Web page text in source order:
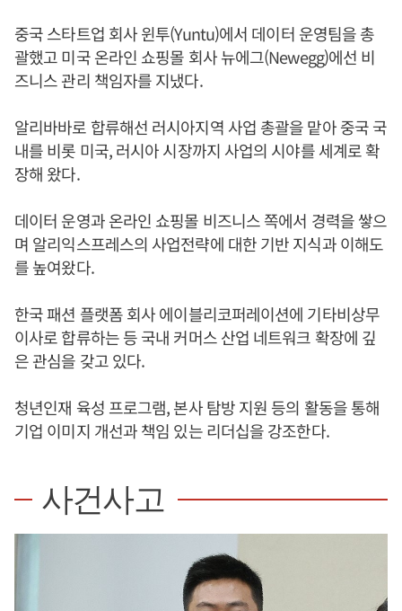
중국 스타트업 회사 윈투(Yuntu)에서 데이터 운영팀을 총
괄했고 미국 온라인 쇼핑몰 회사 뉴에그(Newegg)에선 비
즈니스 관리 책임자를 지냈다.
알리바바로 합류해선 러시아지역 사업 총괄을 맡아 중국 국
내를 비롯 미국, 러시아 시장까지 사업의 시야를 세계로 확
장해 왔다.
데이터 운영과 온라인 쇼핑몰 비즈니스 쪽에서 경력을 쌓으
며 알리익스프레스의 사업전략에 대한 기반 지식과 이해도
를 높여왔다.
한국 패션 플랫폼 회사 에이블리코퍼레이션에 기타비상무
이사로 합류하는 등 국내 커머스 산업 네트워크 확장에 깊
은 관심을 갖고 있다.
청년인재 육성 프로그램, 본사 탐방 지원 등의 활동을 통해
기업 이미지 개선과 책임 있는 리더십을 강조한다.
사건사고